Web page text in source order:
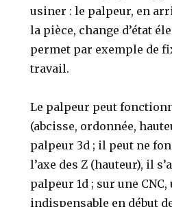
usiner : le palpeur, en
la pièce, change d’état
permet par exemple de
travail.
Le palpeur peut
(abcisse, ordonnée,
palpeur 3d ; il peut ne
l’axe des Z (hauteur), il
palpeur 1d ; sur une
indispensable en début